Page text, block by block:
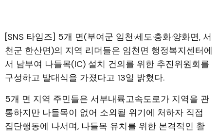
[SNS 타임즈] 5개 면(부여군 임천·세도·충화·양화면, 서
천군 한산면)의 지역 리더들은 임천면 행정복지센터에
서 남부여 나들목(IC) 설치 건의를 위한 추진위원회를
구성하고 발대식을 가졌다고 13일 밝혔다.
5개 면 지역 주민들은 서부내륙고속도로가 지역을 관
통하지만 나들목이 없어 소외될 위기에 처하자 직접
집단행동에 나서며, 나들목 유치를 위한 본격적인 활